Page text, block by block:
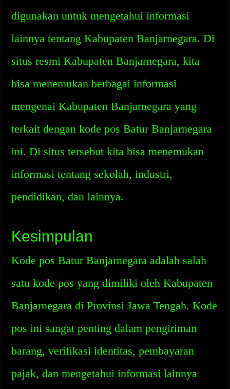
digunakan untuk mengetahui informasi
lainnya tentang Kabupaten Banjarnegara. Di
situs resmi Kabupaten Banjarnegara, kita
bisa menemukan berbagai informasi
mengenai Kabupaten Banjarnegara yang
terkait dengan kode pos Batur Banjarnegara
ini. Di situs tersebut kita bisa menemukan
informasi tentang sekolah, industri,
pendidikan, dan lainnya.
Kesimpulan
Kode pos Batur Banjarnegara adalah salah
satu kode pos yang dimiliki oleh Kabupaten
Banjarnegara di Provinsi Jawa Tengah. Kode
pos ini sangat penting dalam pengiriman
barang, verifikasi identitas, pembayaran
pajak, dan mengetahui informasi lainnya